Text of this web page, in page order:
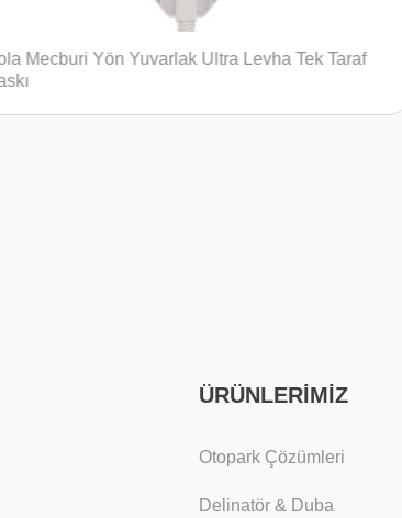
Kasisli Yol Üçgen Levha Çift Taraf Baskı
ÜRÜNLERİMİZ
Otopark Çözümleri
Delinatör & Duba